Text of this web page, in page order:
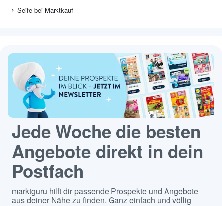
Seife bei Marktkauf
Jede Woche die besten
Angebote direkt in dein
Postfach
marktguru hilft dir passende Prospekte und Angebote
aus deiner Nähe zu finden. Ganz einfach und völlig